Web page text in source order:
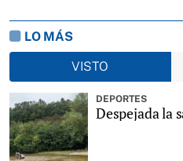
LO MÁS
VISTO
DEPORTES
Despejada la